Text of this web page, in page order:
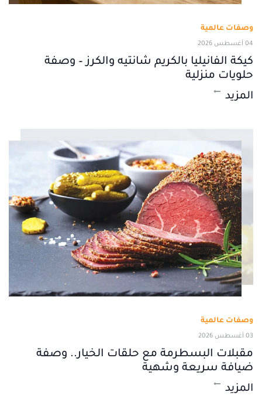
وصفات عالمية
04 أغسطس 2026
كيكة الفانيليا بالكريم شانتيه والكرز – وصفة
حلويات منزلية
المزيد
وصفات عالمية
03 أغسطس 2026
مقبلات البسطرمة مع حلقات الخيار.. وصفة
ضيافة سريعة وشهية
المزيد